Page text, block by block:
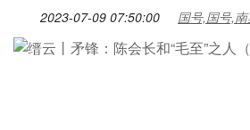
2023-07-09 07:50:00 国号,国号,